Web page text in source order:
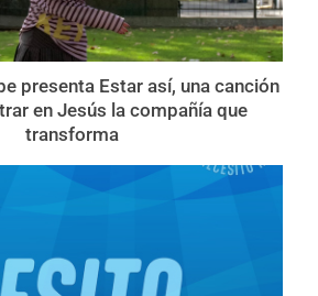
presenta Estar así, una canción
en Jesús la compañía que
transforma